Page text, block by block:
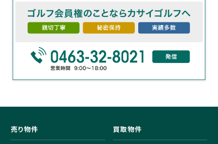
売り物件 買取物件